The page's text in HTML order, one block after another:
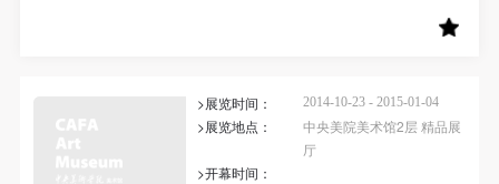
>展览时间： 2014-10-23 - 2015-01-04
>展览地点：
中央美院美术馆2层 精品展
厅
>开幕时间：
动）的涉及本人的图像、照片、文字、著作、活动成
作发表、出版。中央美术学院可以以电子、网络及其
它数字媒体形式公开出版，并同意编入《中国知识资
源总库》《中央美术学院资料库》《中央美术学院美
动）的涉及本人的图像、照片、文字、著作、活动成
作发表、出版。中央美术学院可以以电子、网络及其
它数字媒体形式公开出版，并同意编入《中国知识资
源总库》《中央美术学院资料库》《中央美术学院美
动）的涉及本人的图像、照片、文字、著作、活动成
作发表、出版。中央美术学院可以以电子、网络及其
它数字媒体形式公开出版，并同意编入《中国知识资
源总库》《中央美术学院资料库》《中央美术学院美